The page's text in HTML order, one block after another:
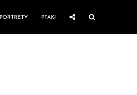
PORTRETY PTAKI